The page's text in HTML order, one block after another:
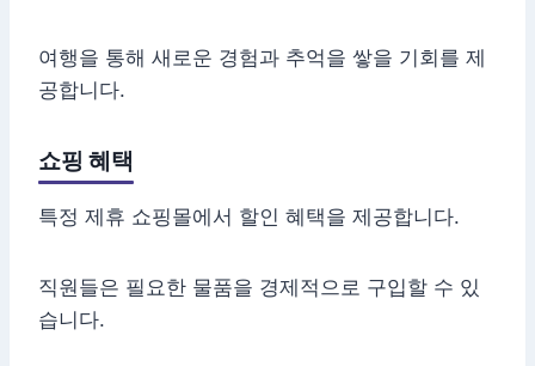
여행을 통해 새로운 경험과 추억을 쌓을 기회를 제
공합니다.
쇼핑 혜택
특정 제휴 쇼핑몰에서 할인 혜택을 제공합니다.
직원들은 필요한 물품을 경제적으로 구입할 수 있
습니다.